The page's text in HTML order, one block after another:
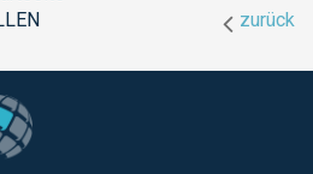
zurück